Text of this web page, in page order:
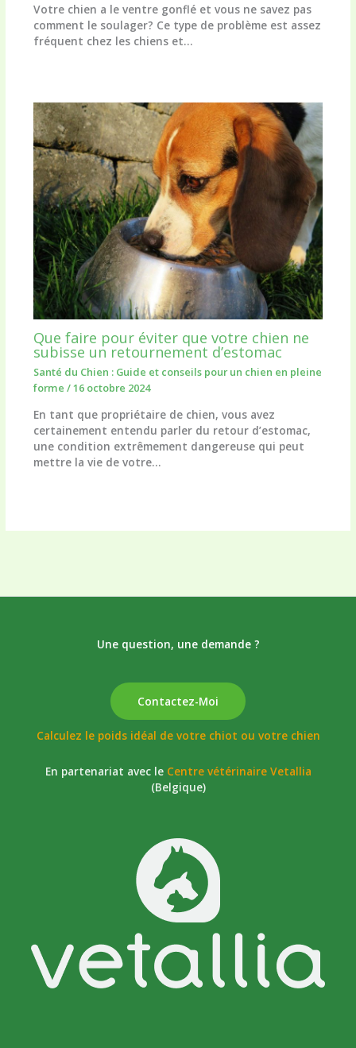
Votre chien a le ventre gonflé et vous ne savez pas
comment le soulager? Ce type de problème est assez
fréquent chez les chiens et…
Que faire pour éviter que votre chien ne
subisse un retournement d’estomac
Santé du Chien : Guide et conseils pour un chien en pleine
forme /16 octobre 2024
En tant que propriétaire de chien, vous avez
certainement entendu parler du retour d’estomac,
une condition extrêmement dangereuse qui peut
mettre la vie de votre…
Une question, une demande ?
Contactez-Moi
Calculez le poids idéal de votre chiot ou votre chien
En partenariat avec le Centre vétérinaire Vetallia
(Belgique)